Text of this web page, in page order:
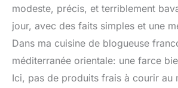
modeste, précis, et terriblement
jour, avec des faits simples et une
Dans ma cuisine de blogueuse
méditerranée orientale: une farce
Ici, pas de produits frais à courir au